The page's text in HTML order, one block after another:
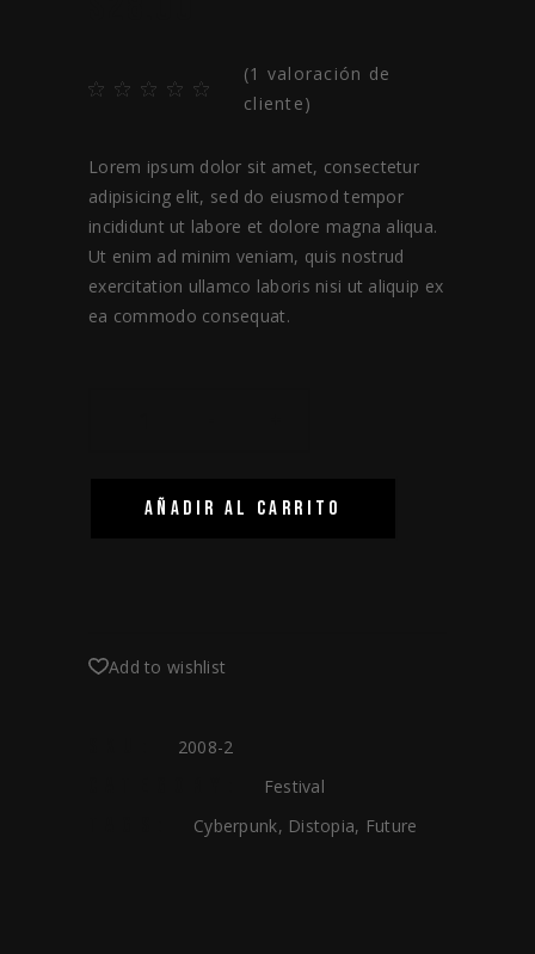
(1 valoración de
cliente)
Lorem ipsum dolor sit amet, consectetur
adipisicing elit, sed do eiusmod tempor
incididunt ut labore et dolore magna aliqua.
Ut enim ad minim veniam, quis nostrud
exercitation ullamco laboris nisi ut aliquip ex
ea commodo consequat.
AÑADIR AL CARRITO
Add to wishlist
2008-2
Festival
Cyberpunk, Distopia, Future